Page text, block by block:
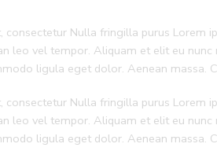
consectetur Nulla fringilla purus Lorem
leo vel tempor. Aliquam et elit eu
ligula eget dolor. Aenean massa.
consectetur Nulla fringilla purus Lorem
leo vel tempor. Aliquam et elit eu
ligula eget dolor. Aenean massa.